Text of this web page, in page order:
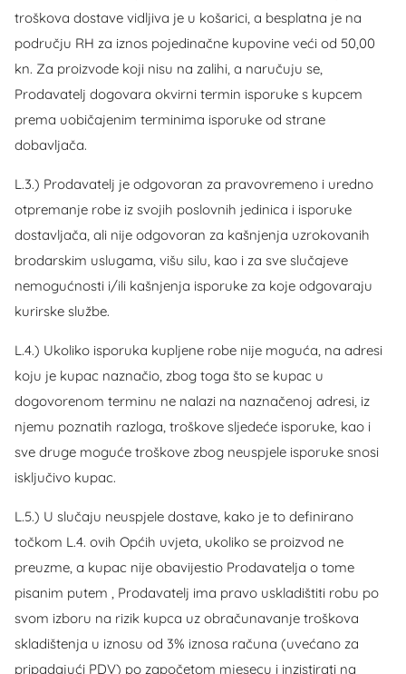
troškova dostave vidljiva je u košarici, a besplatna je na
području RH za iznos pojedinačne kupovine veći od 50,00
kn. Za proizvode koji nisu na zalihi, a naručuju se,
Prodavatelj dogovara okvirni termin isporuke s kupcem
prema uobičajenim terminima isporuke od strane
dobavljača.
L.3.) Prodavatelj je odgovoran za pravovremeno i uredno
otpremanje robe iz svojih poslovnih jedinica i isporuke
dostavljača, ali nije odgovoran za kašnjenja uzrokovanih
brodarskim uslugama, višu silu, kao i za sve slučajeve
nemogućnosti i/ili kašnjenja isporuke za koje odgovaraju
kurirske službe.
L.4.) Ukoliko isporuka kupljene robe nije moguća, na adresi
koju je kupac naznačio, zbog toga što se kupac u
dogovorenom terminu ne nalazi na naznačenoj adresi, iz
njemu poznatih razloga, troškove sljedeće isporuke, kao i
sve druge moguće troškove zbog neuspjele isporuke snosi
isključivo kupac.
L.5.) U slučaju neuspjele dostave, kako je to definirano
točkom L.4. ovih Općih uvjeta, ukoliko se proizvod ne
preuzme, a kupac nije obavijestio Prodavatelja o tome
pisanim putem , Prodavatelj ima pravo uskladištiti robu po
svom izboru na rizik kupca uz obračunavanje troškova
skladištenja u iznosu od 3% iznosa računa (uvećano za
pripadajući PDV) po započetom mjesecu i inzistirati na